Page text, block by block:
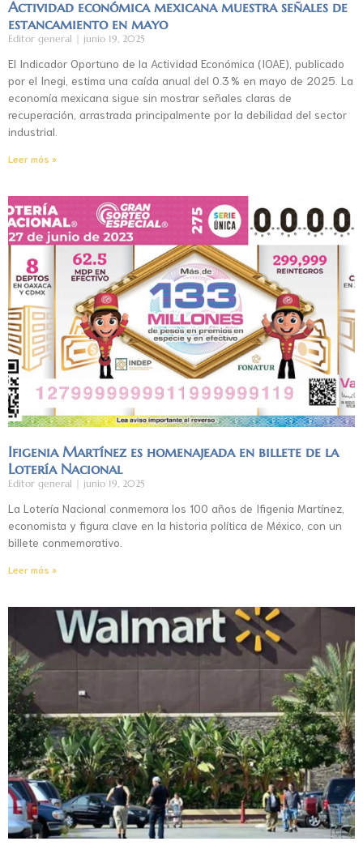
Actividad económica mexicana muestra señales de
estancamiento en mayo
Editor general junio 19, 2025
El Indicador Oportuno de la Actividad Económica (IOAE), publicado
por el Inegi, estima una caída anual del 0.3 % en mayo de 2025. La
economía mexicana sigue sin mostrar señales claras de
recuperación, arrastrada principalmente por la debilidad del sector
industrial.
Leer más »
Ifigenia Martínez es homenajeada en billete de la
Lotería Nacional
Editor general junio 19, 2025
La Lotería Nacional conmemora los 100 años de Ifigenia Martínez,
economista y figura clave en la historia política de México, con un
billete conmemorativo.
Leer más »